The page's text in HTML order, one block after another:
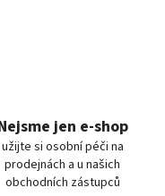
jen e-shop
užijte si osobní péči na
prodejnách a u našich
obchodních zástupců